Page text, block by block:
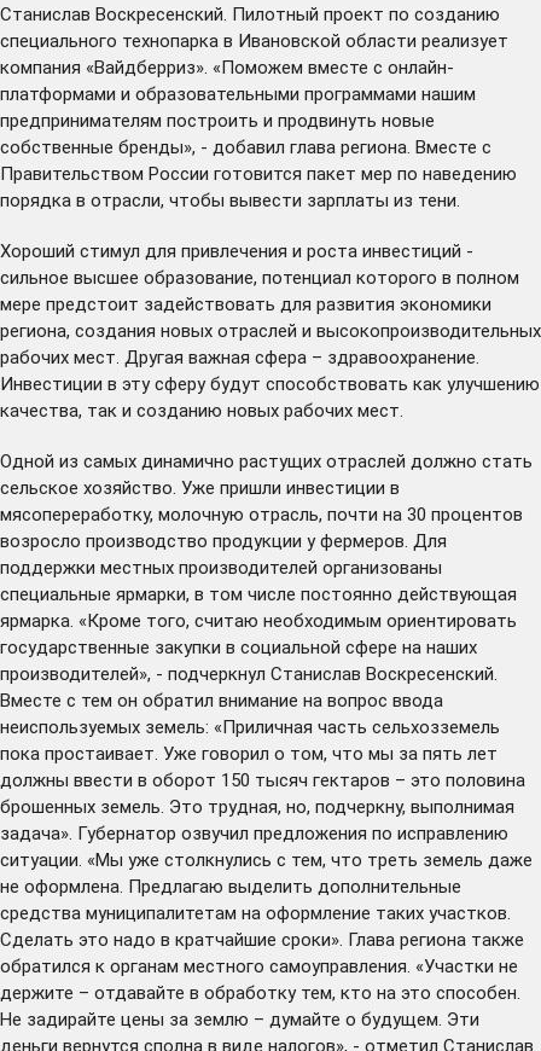
Станислав Воскресенский. Пилотный проект по созданию
специального технопарка в Ивановской области реализует
компания «Вайдберриз». «Поможем вместе с онлайн-
платформами и образовательными программами нашим
предпринимателям построить и продвинуть новые
собственные бренды», - добавил глава региона. Вместе с
Правительством России готовится пакет мер по наведению
порядка в отрасли, чтобы вывести зарплаты из тени.
Хороший стимул для привлечения и роста инвестиций -
сильное высшее образование, потенциал которого в полном
мере предстоит задействовать для развития экономики
региона, создания новых отраслей и высокопроизводительных
рабочих мест. Другая важная сфера – здравоохранение.
Инвестиции в эту сферу будут способствовать как улучшению
качества, так и созданию новых рабочих мест.
Одной из самых динамично растущих отраслей должно стать
сельское хозяйство. Уже пришли инвестиции в
мясопереработку, молочную отрасль, почти на 30 процентов
возросло производство продукции у фермеров. Для
поддержки местных производителей организованы
специальные ярмарки, в том числе постоянно действующая
ярмарка. «Кроме того, считаю необходимым ориентировать
государственные закупки в социальной сфере на наших
производителей», - подчеркнул Станислав Воскресенский.
Вместе с тем он обратил внимание на вопрос ввода
неиспользуемых земель: «Приличная часть сельхозземель
пока простаивает. Уже говорил о том, что мы за пять лет
должны ввести в оборот 150 тысяч гектаров – это половина
брошенных земель. Это трудная, но, подчеркну, выполнимая
задача». Губернатор озвучил предложения по исправлению
ситуации. «Мы уже столкнулись с тем, что треть земель даже
не оформлена. Предлагаю выделить дополнительные
средства муниципалитетам на оформление таких участков.
Сделать это надо в кратчайшие сроки». Глава региона также
обратился к органам местного самоуправления. «Участки не
держите – отдавайте в обработку тем, кто на это способен.
Не задирайте цены за землю – думайте о будущем. Эти
деньги вернутся сполна в виде налогов», - отметил Станислав